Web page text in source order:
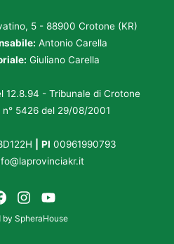
5 - 88900 Crotone (KR)
Antonio Carella
Giuliano Carella
12.8.94 - Tribunale di Crotone
n° 5426 del 29/08/2001
PI 00961990793
by SpheraHouse